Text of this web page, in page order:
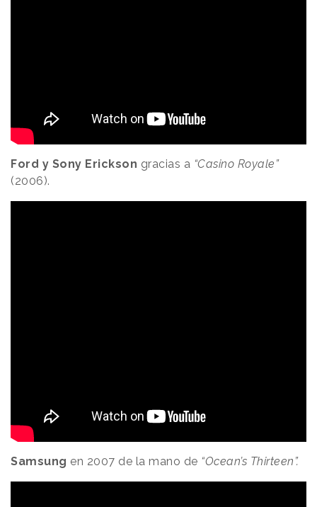
Ford y Sony Erickson gracias a “Casino Royale”
(2006).
Samsung en 2007 de la mano de “Ocean’s Thirteen”.